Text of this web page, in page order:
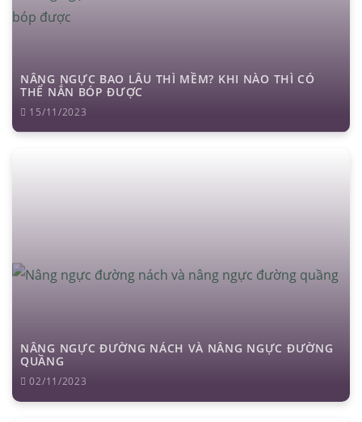
NÂNG NGỰC BAO LÂU THÌ MỀM? KHI NÀO THÌ CÓ
THỂ NẮN BÓP ĐƯỢC
15/11/2023
NÂNG NGỰC ĐƯỜNG NÁCH VÀ NÂNG NGỰC ĐƯỜNG
QUẦNG
02/11/2023